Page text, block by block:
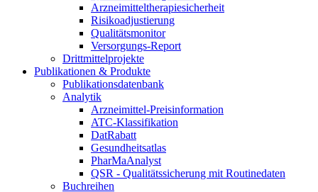
Arzneimitteltherapiesicherheit
Risikoadjustierung
Qualitätsmonitor
Versorgungs-Report
Drittmittelprojekte
Publikationen & Produkte
Publikationsdatenbank
Analytik
Arzneimittel-Preisinformation
ATC-Klassifikation
DatRabatt
Gesundheitsatlas
PharMaAnalyst
QSR - Qualitätssicherung mit Routinedaten
Buchreihen